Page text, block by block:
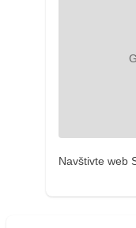
Navštivte web